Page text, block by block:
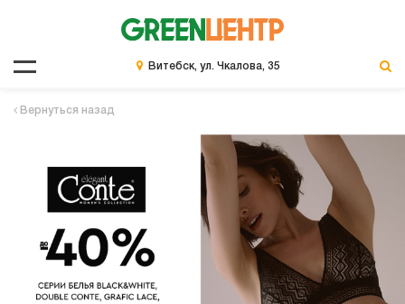
Витебск, ул. Чкалова, 35
Вернуться назад